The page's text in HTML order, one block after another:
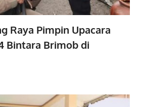
Raya Pimpin Upacara
Bintara Brimob di